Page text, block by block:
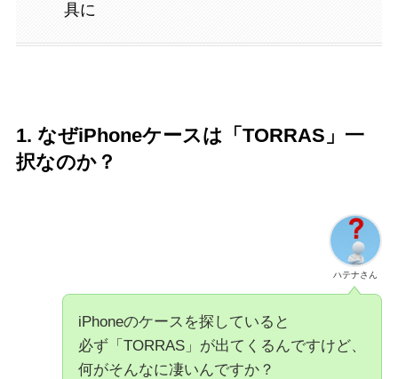
具に
1. なぜiPhoneケースは「TORRAS」一
択なのか？
ハテナさん
iPhoneのケースを探していると
必ず「TORRAS」が出てくるんですけど、
何がそんなに凄いんですか？